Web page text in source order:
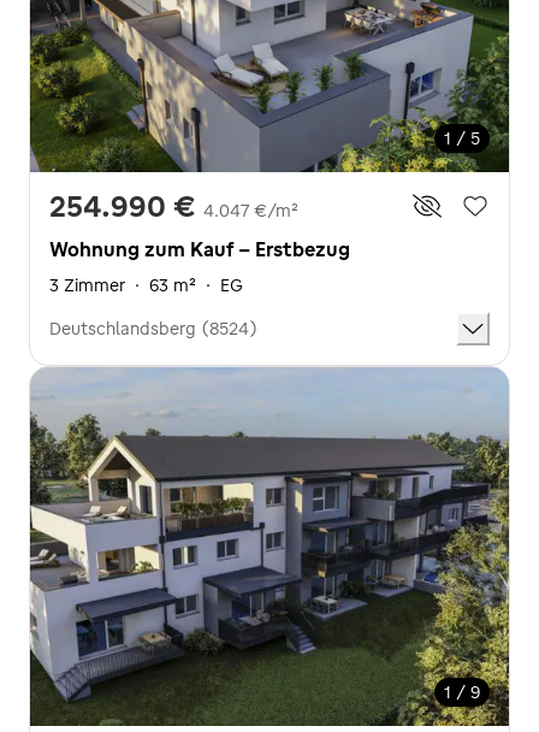
1 / 5
254.990 € 4.047 €/m²
Wohnung zum Kauf - Erstbezug
3 Zimmer · 63 m² · EG
Deutschlandsberg (8524)
1 / 9